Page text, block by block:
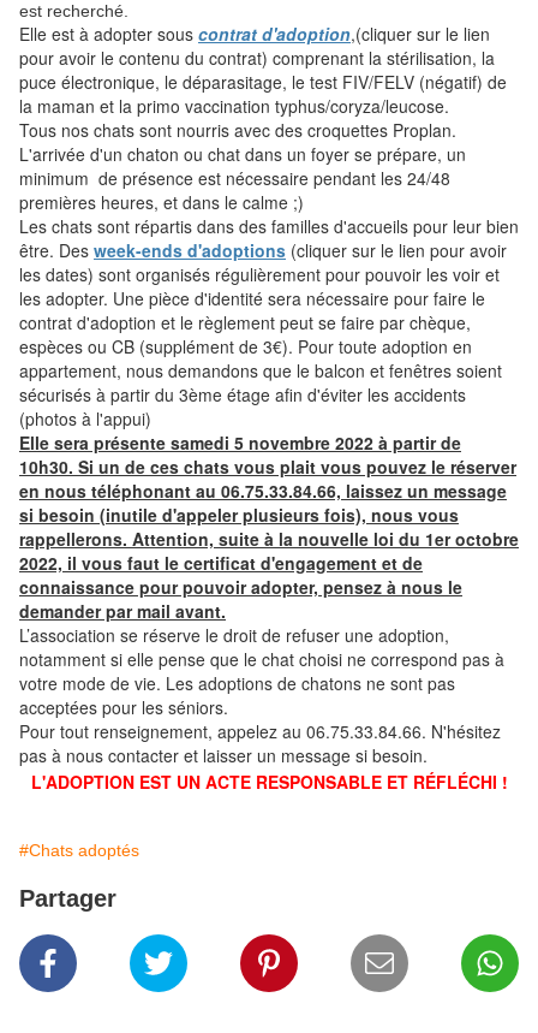
est recherché.
Elle est à adopter sous contrat d'adoption,(cliquer sur le lien
pour avoir le contenu du contrat) comprenant la stérilisation, la
puce électronique, le déparasitage, le test FIV/FELV (négatif) de
la maman et la primo vaccination typhus/coryza/leucose.
Tous nos chats sont nourris avec des croquettes Proplan.
L'arrivée d'un chaton ou chat dans un foyer se prépare, un
minimum de présence est nécessaire pendant les 24/48
premières heures, et dans le calme ;)
Les chats sont répartis dans des familles d'accueils pour leur bien
être. Des week-ends d'adoptions (cliquer sur le lien pour avoir
les dates) sont organisés régulièrement pour pouvoir les voir et
les adopter. Une pièce d'identité sera nécessaire pour faire le
contrat d'adoption et le règlement peut se faire par chèque,
espèces ou CB (supplément de 3€). Pour toute adoption en
appartement, nous demandons que le balcon et fenêtres soient
sécurisés à partir du 3ème étage afin d'éviter les accidents
(photos à l'appui)
Elle sera présente samedi 5 novembre 2022 à partir de
10h30. Si un de ces chats vous plait vous pouvez le réserver
en nous téléphonant au 06.75.33.84.66, laissez un message
si besoin (inutile d'appeler plusieurs fois), nous vous
rappellerons. Attention, suite à la nouvelle loi du 1er octobre
2022, il vous faut le certificat d'engagement et de
connaissance pour pouvoir adopter, pensez à nous le
demander par mail avant.
L’association se réserve le droit de refuser une adoption,
notamment si elle pense que le chat choisi ne correspond pas à
votre mode de vie. Les adoptions de chatons ne sont pas
acceptées pour les séniors.
Pour tout renseignement, appelez au 06.75.33.84.66. N'hésitez
pas à nous contacter et laisser un message si besoin.
L'ADOPTION EST UN ACTE RESPONSABLE ET RÉFLÉCHI !
#Chats adoptés
Partager